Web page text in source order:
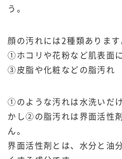
う。
顔の汚れには2種類あります
①ホコリや花粉など肌表面
③皮脂や化粧などの脂汚れ
①のような汚れは水洗いだ
かし②の脂汚れは界面活性
ん。
界面活性剤とは、水分と油